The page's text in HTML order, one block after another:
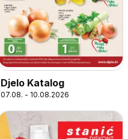
Djelo Katalog
07.08. - 10.08.2026